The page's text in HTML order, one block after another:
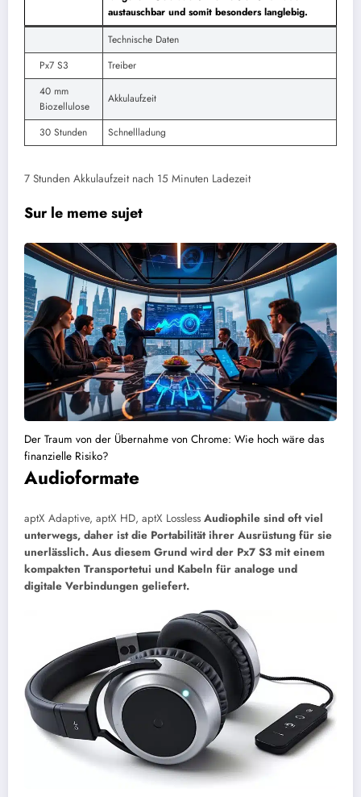
austauschbar und somit besonders langlebig.
Technische Daten
Px7 S3
Treiber
40 mm
Biozellulose
Akkulaufzeit
30 Stunden Schnellladung
7 Stunden Akkulaufzeit nach 15 Minuten Ladezeit
Sur le meme sujet
Der Traum von der Übernahme von Chrome: Wie hoch wäre das
finanzielle Risiko?
Audioformate
aptX Adaptive, aptX HD, aptX Lossless Audiophile sind oft viel
unterwegs, daher ist die Portabilität ihrer Ausrüstung für sie
unerlässlich. Aus diesem Grund wird der Px7 S3 mit einem
kompakten Transportetui und Kabeln für analoge und
digitale Verbindungen geliefert.